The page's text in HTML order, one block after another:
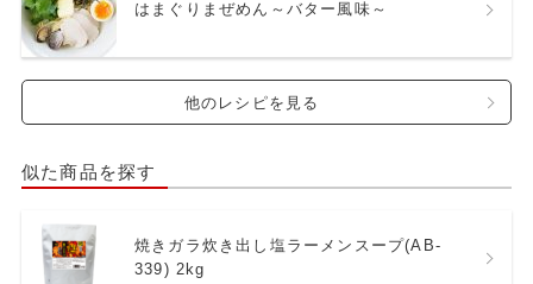
はまぐりまぜめん～バター風味～
他のレシピを見る
似た商品を探す
焼きガラ炊き出し塩ラーメンスープ(AB-
339) 2kg